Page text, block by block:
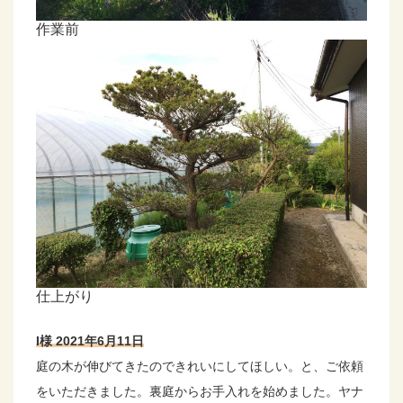
作業前
仕上がり
I様 2021年6月11日
庭の木が伸びてきたのできれいにしてほしい。と、ご依頼
をいただきました。裏庭からお手入れを始めました。ヤナ